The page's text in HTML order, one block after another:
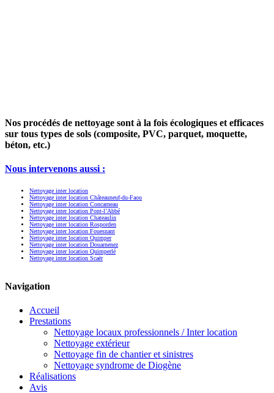
Nos procédés de nettoyage sont à la fois écologiques et efficaces
sur tous types de sols (composite, PVC, parquet, moquette,
béton, etc.)
Nous intervenons aussi :
Nettoyage inter location
Nettoyage inter location Châteauneuf-du-Faou
Nettoyage inter location Concarneau
Nettoyage inter location Pont-l’Abbé
Nettoyage inter location Chateaulin
Nettoyage inter location Rosporden
Nettoyage inter location Fouesnant
Nettoyage inter location Quimper
Nettoyage inter location Douarnenez
Nettoyage inter location Quimperlé
Nettoyage inter location Scaër
Navigation
Accueil
Prestations
Nettoyage locaux professionnels / Inter location
Nettoyage extérieur
Nettoyage fin de chantier et sinistres
Nettoyage syndrome de Diogène
Réalisations
Avis